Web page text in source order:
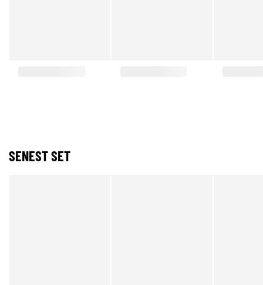
SENEST SET